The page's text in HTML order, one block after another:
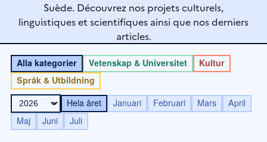
Suède. Découvrez nos projets culturels,
linguistiques et scientifiques ainsi que nos derniers
articles.
Alla kategorier Vetenskap & Universitet
Kultur
Språk & Utbildning
Hela året
Januari Februari Mars
April
Maj
Juni Juli